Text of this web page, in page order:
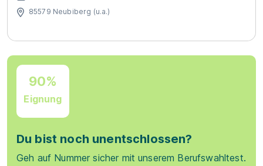
85579 Neubiberg (u.a.)
90%
Eignung
Du bist noch unentschlossen?
Geh auf Nummer sicher mit unserem Berufswahltest.